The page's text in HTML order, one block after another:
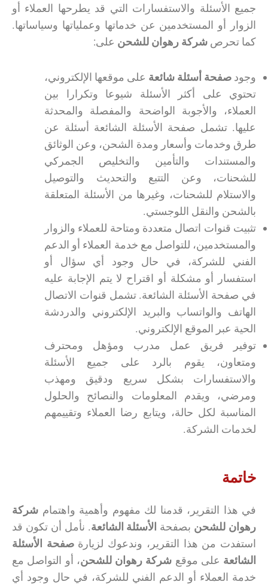
جميع الأسئلة والاستفسارات التي قد يطرحها العملاء أو
الزوار أو المستخدمين عن خدماتها وعملياتها وسياساتها.
كما تحرص شركة رهوان للشحن على:
وجود صفحة أسئلة شائعة على موقعها الإلكتروني،
تحتوي على أكثر الأسئلة شيوعا وتكرارا بين
العملاء، والأجوبة الواضحة والمفصلة والمحدثة
عليها. تشمل صفحة الأسئلة الشائعة أسئلة عن
طرق وخدمات وأسعار ومدة الشحن، وعن الوثائق
والمستندات والتأمين والتخليص الجمركي
للشحنات، وعن التتبع والتحديث والتوصيل
والاستلام للشحنات، وغيرها من الأسئلة المتعلقة
بالشحن والنقل اللوجستي.
تثبيت قنوات اتصال متعددة ومتاحة للعملاء والزوار
والمستخدمين، للتواصل مع خدمة العملاء أو الدعم
الفني للشركة، في حال وجود أي سؤال أو
استفسار أو مشكلة أو اقتراح لا يتم الإجابة عليه
في صفحة الأسئلة الشائعة. تشمل قنوات الاتصال
الهاتف والواتساب والبريد الإلكتروني والدردشة
الحية عبر الموقع الإلكتروني.
توفير فريق عمل مدرب ومؤهل ومحترف
ومتعاون، يقوم بالرد على جميع الأسئلة
والاستفسارات بشكل سريع ودقيق ومهذب
ومرضي، ويقدم المعلومات والنصائح والحلول
المناسبة لكل حالة، ويتابع رضا العملاء وتقييمهم
لخدمات الشركة.
خاتمة
في هذا التقرير، قدمنا لك مفهوم وأهمية واهتمام شركة
رهوان للشحنبصفحة الأسئلة الشائعة. نأمل أن تكون قد
استفدت من هذا التقرير، وندعوك لزيارة صفحة الأسئلة
الشائعة على موقع شركة رهوان للشحن، أو التواصل مع
خدمة العملاء أو الدعم الفني للشركة، في حال وجود أي